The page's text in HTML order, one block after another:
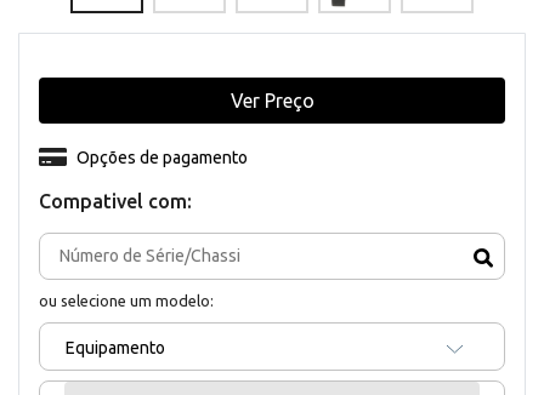
Compativel com:
ou selecione um modelo:
Equipamento
Opções de pagamento
Ver Preço